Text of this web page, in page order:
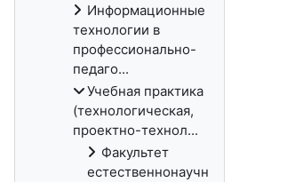
Информационные
технологии в
профессионально-
педаго...
Учебная практика
(технологическая,
проектно-технол...
Факультет
естественнонаучн